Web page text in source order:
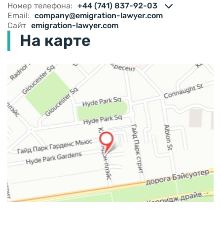
Номер телефона: +44 (741) 837-92-03
Email: company@emigration-lawyer.com
Сайт emigration-lawyer.com
На карте